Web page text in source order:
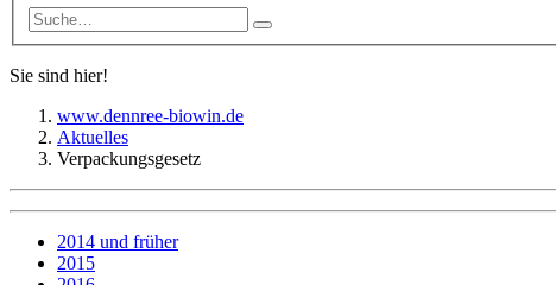
Sie sind hier!
www.dennree-biowin.de
Aktuelles
Verpackungsgesetz
2014 und früher
2015